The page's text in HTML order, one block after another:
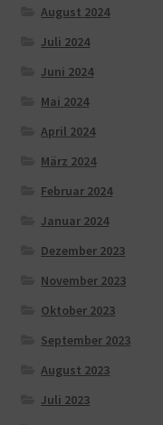
August 2024
Juli 2024
Juni 2024
Mai 2024
April 2024
März 2024
Februar 2024
Januar 2024
Dezember 2023
November 2023
Oktober 2023
September 2023
August 2023
Juli 2023